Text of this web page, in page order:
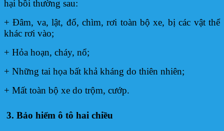
hại bồi thường sau:
+ Đâm, va, lật, đổ, chìm, rơi toàn bộ xe, bị các vật thể
khác rơi vào;
+ Hỏa hoạn, cháy, nổ;
+ Những tai họa bất khả kháng do thiên nhiên;
+ Mất toàn bộ xe do trộm, cướp.
3. Bảo hiểm ô tô hai chiều